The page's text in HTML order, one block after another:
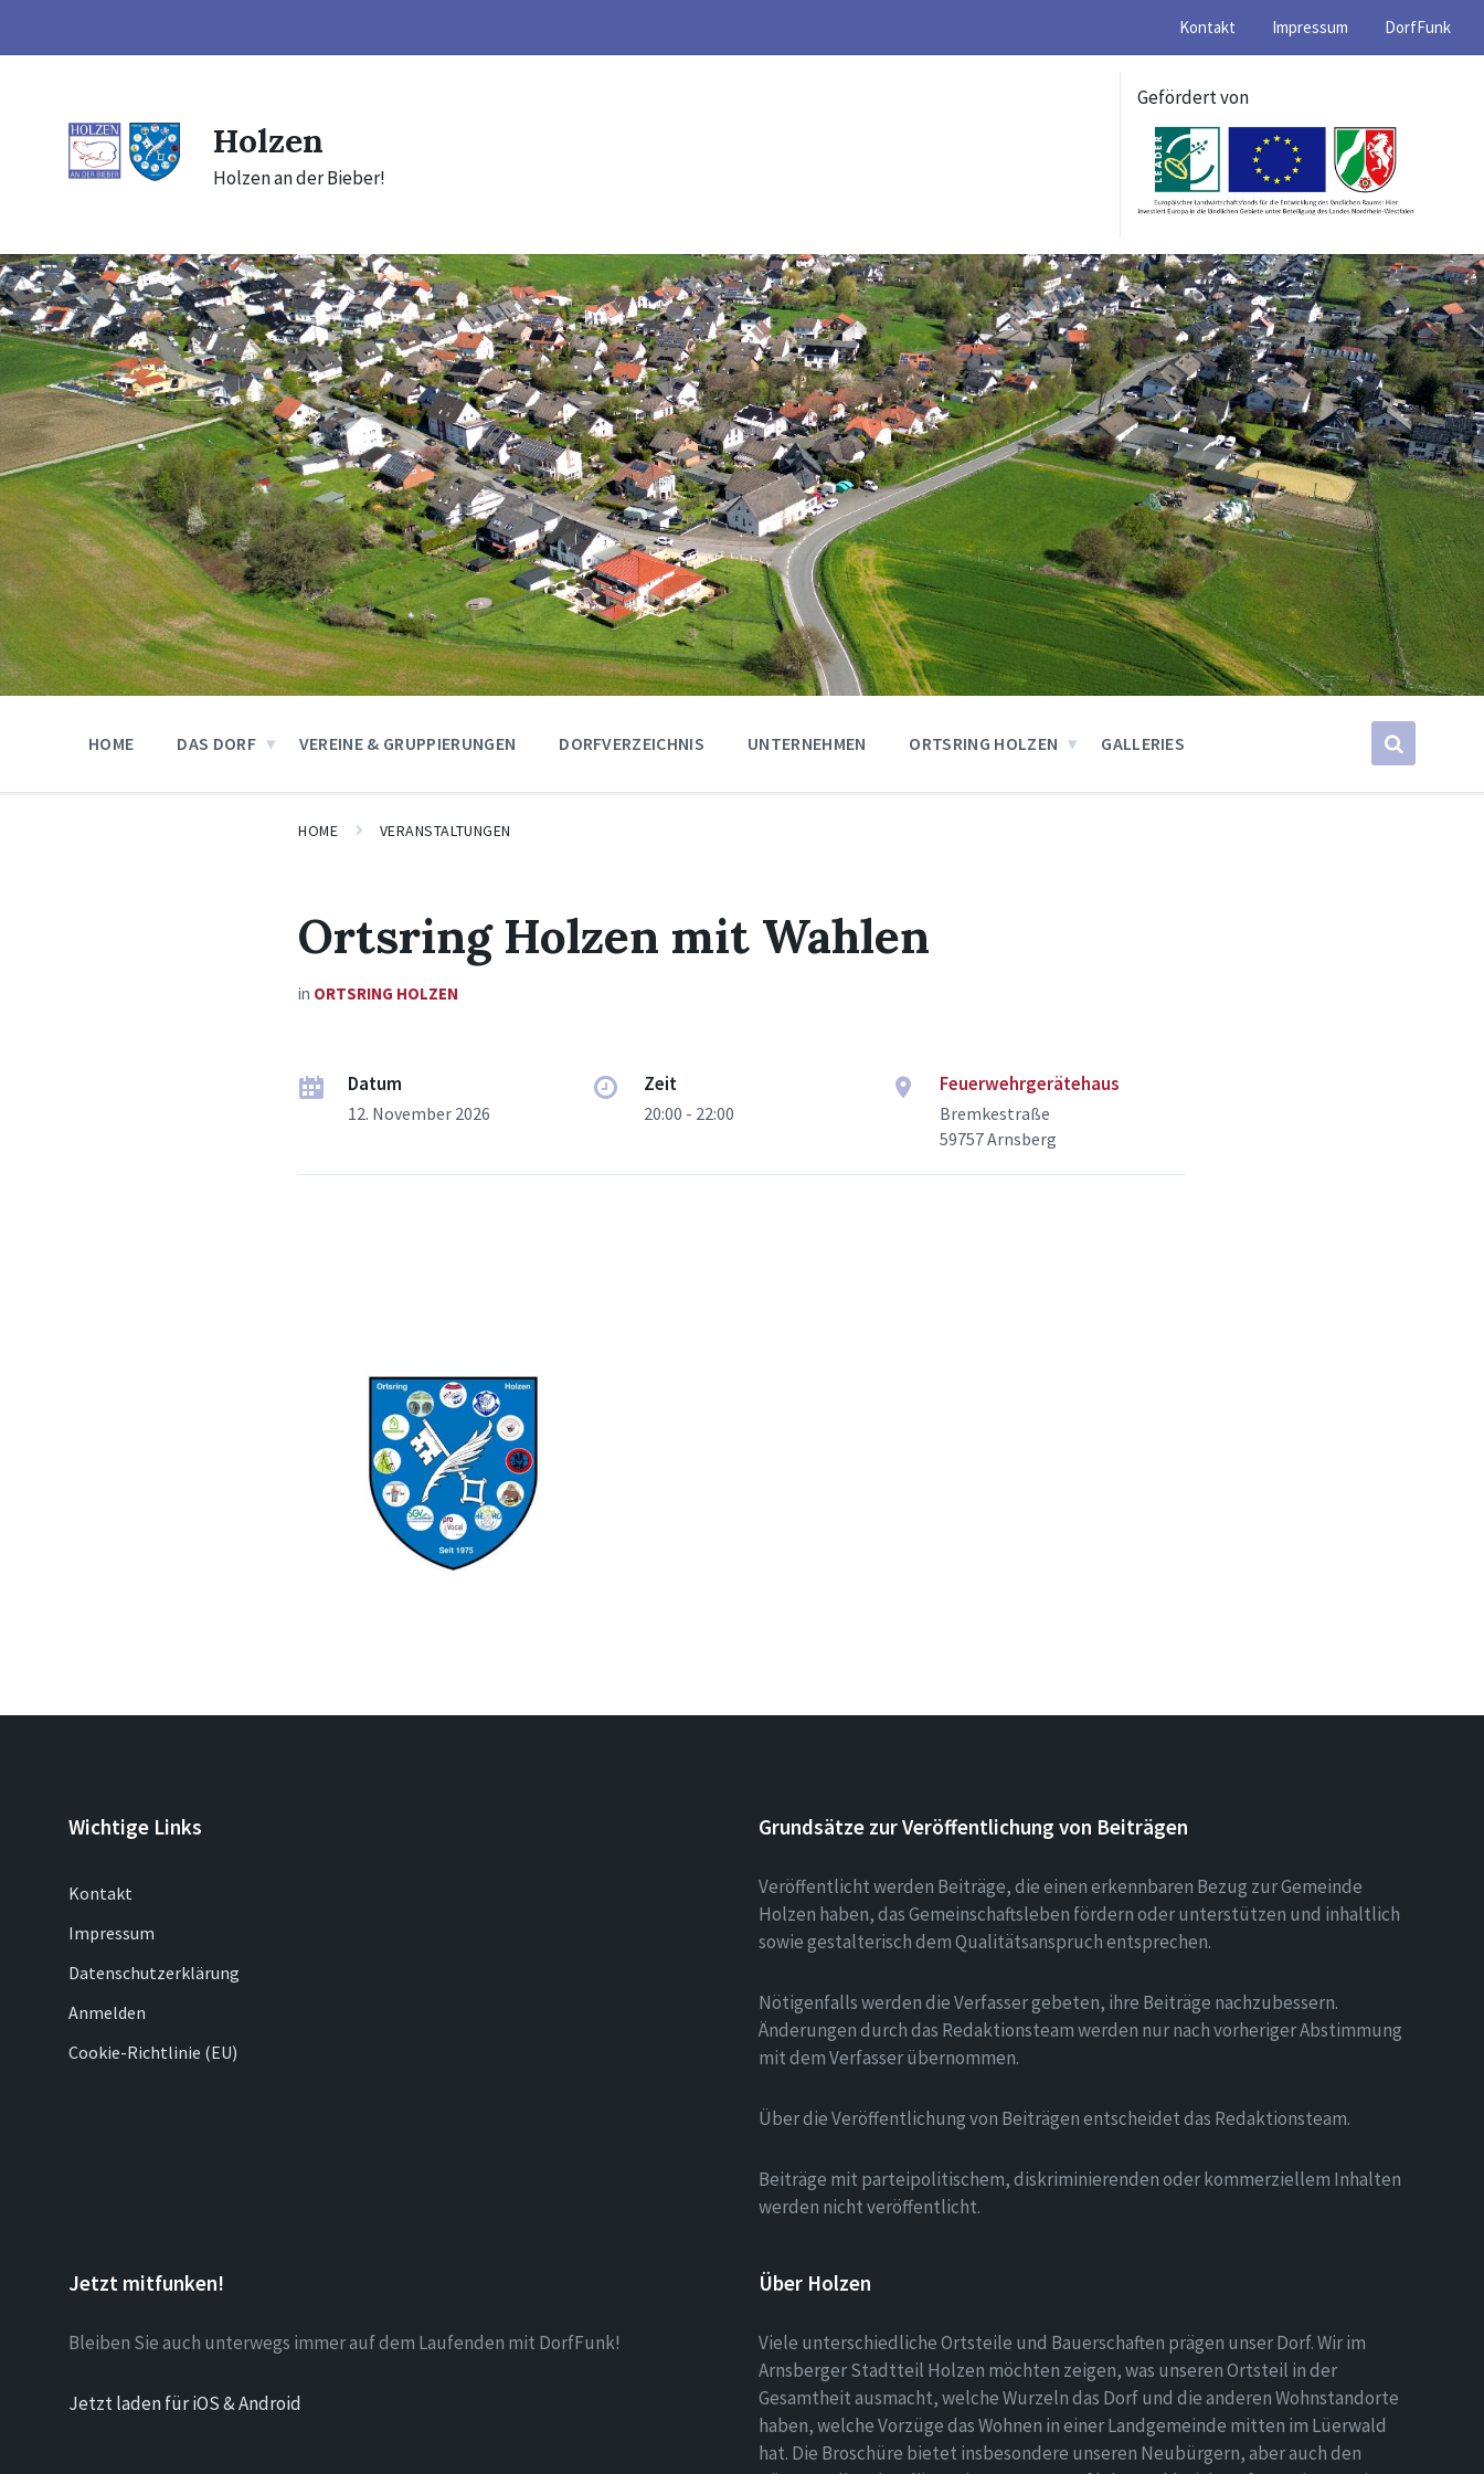
content
main
footer
Kontakt Impressum DorfFunk
Holzen
Holzen an der Bieber!
Gefördert von
HOME DAS DORF VEREINE & GRUPPIERUNGEN DORFVERZEICHNIS UNTERNEHMEN ORTSRING HOLZEN GALLERIES
HOME VERANSTALTUNGEN
Ortsring Holzen mit Wahlen
in ORTSRING HOLZEN
Datum
12. November 2026
Zeit
20:00 - 22:00
Feuerwehrgerätehaus
Bremkestraße
59757 Arnsberg
Wichtige Links
Kontakt
Impressum
Datenschutzerklärung
Anmelden
Cookie-Richtlinie (EU)
Grundsätze zur Veröffentlichung von Beiträgen
Veröffentlicht werden Beiträge, die einen erkennbaren Bezug zur Gemeinde
Holzen haben, das Gemeinschaftsleben fördern oder unterstützen und inhaltlich
sowie gestalterisch dem Qualitätsanspruch entsprechen.
Nötigenfalls werden die Verfasser gebeten, ihre Beiträge nachzubessern.
Änderungen durch das Redaktionsteam werden nur nach vorheriger Abstimmung
mit dem Verfasser übernommen.
Über die Veröffentlichung von Beiträgen entscheidet das Redaktionsteam.
Beiträge mit parteipolitischem, diskriminierenden oder kommerziellem Inhalten
werden nicht veröffentlicht.
Jetzt mitfunken!
Bleiben Sie auch unterwegs immer auf dem Laufenden mit DorfFunk!
Jetzt laden für iOS & Android
Über Holzen
Viele unterschiedliche Ortsteile und Bauerschaften prägen unser Dorf. Wir im
Arnsberger Stadtteil Holzen möchten zeigen, was unseren Ortsteil in der
Gesamtheit ausmacht, welche Wurzeln das Dorf und die anderen Wohnstandorte
haben, welche Vorzüge das Wohnen in einer Landgemeinde mitten im Lüerwald
hat. Die Broschüre bietet insbesondere unseren Neubürgern, aber auch den